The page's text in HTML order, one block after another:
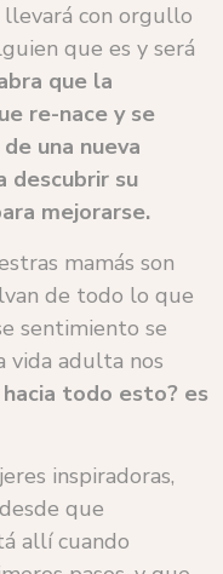
con orgullo
que es y será
que la
re-nace y se
una nueva
descubrir su
mejorarse.
mamás son
de todo lo que
sentimiento se
vida adulta nos
hacia todo esto? es
inspiradoras,
que
allí cuando